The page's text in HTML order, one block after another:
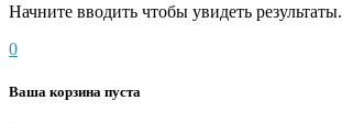
Начните вводить чтобы увидеть результаты.
0
Ваша корзина пуста